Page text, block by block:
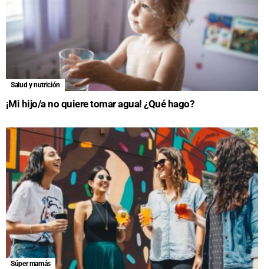
Salud y nutrición
¡Mi hijo/a no quiere tomar agua! ¿Qué hago?
Súper mamás